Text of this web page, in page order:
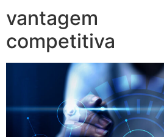
vantagem
competitiva